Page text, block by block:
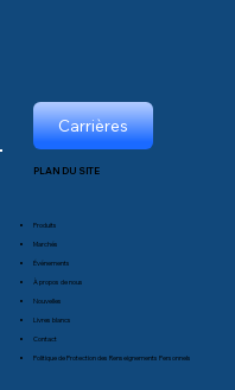
Carrières
PLAN DU SITE
Produits
Marchés
Événements
À propos de nous
Nouvelles
Livres blancs
Contact
Politique de Protection des Renseignements Personnels